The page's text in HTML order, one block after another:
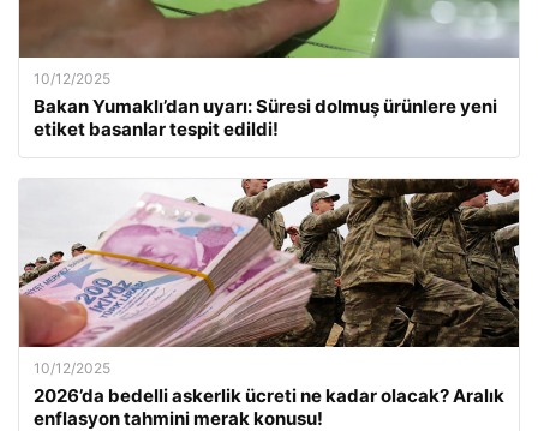
10/12/2025
Bakan Yumaklı’dan uyarı: Süresi dolmuş ürünlere yeni
etiket basanlar tespit edildi!
10/12/2025
2026’da bedelli askerlik ücreti ne kadar olacak? Aralık
enflasyon tahmini merak konusu!